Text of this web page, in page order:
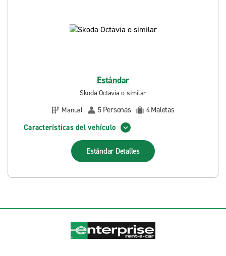
Estándar
Skoda Octavia o similar
Manual
5 Personas 4Maletas
Características del vehículo
Estándar Detalles